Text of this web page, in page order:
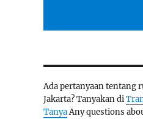
Ada pertanyaan tentang
Jakarta? Tanyakan di
TanyaAny questions